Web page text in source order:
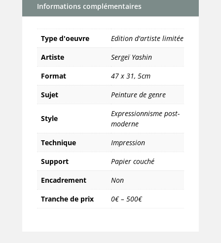
Informations complémentaires
Type d'oeuvre
Edition d'artiste limitée
Artiste
Sergeï Yashin
Format
47 x 31, 5cm
Sujet
Peinture de genre
Style
Expressionnisme post-
moderne
Technique
Impression
Support
Papier couché
Encadrement
Non
Tranche de prix
0€ – 500€